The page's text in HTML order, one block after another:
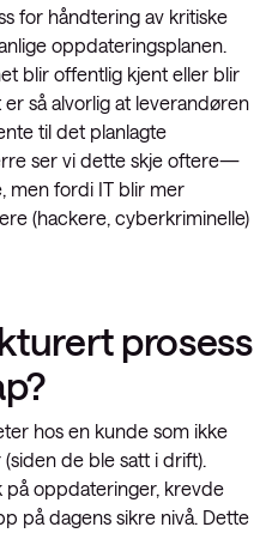
for håndtering av kritiske
oppdateringsplanen.
blir offentlig kjent eller blir
så alvorlig at leverandøren
til det planlagte
ser vi dette skje oftere—
men fordi IT blir mer
(hackere, cyberkriminelle)
prosess
hos en kunde som ikke
de ble satt i drift).
på oppdateringer, krevde
på dagens sikre nivå. Dette